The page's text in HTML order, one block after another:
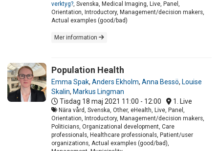
verktyg?, Svenska, Medical Imaging, Live, Panel,
Orientation, Introductory, Management/decision makers,
Actual examples (good/bad)
Mer information
Population Health
Emma Spak, Anders Ekholm, Anna Bessö, Louise
Skalin, Markus Lingman
Tisdag 18 maj 2021 11:00 - 12:00 1. Live
Nära vård, Svenska, Other, eHealth, Live, Panel,
Orientation, Introductory, Management/decision makers,
Politicians, Organizational development, Care
professionals, Healthcare professionals, Patient/user
organizations, Actual examples (good/bad),